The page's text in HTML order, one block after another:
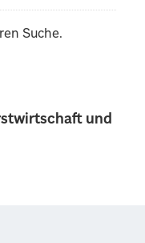
und
Suche.